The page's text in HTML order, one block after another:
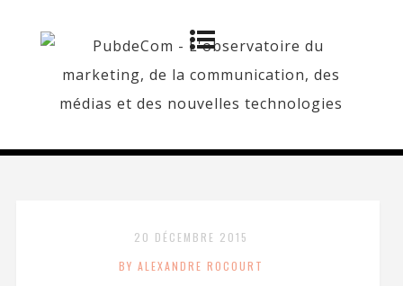
20 DÉCEMBRE 2015
BY ALEXANDRE ROCOURT